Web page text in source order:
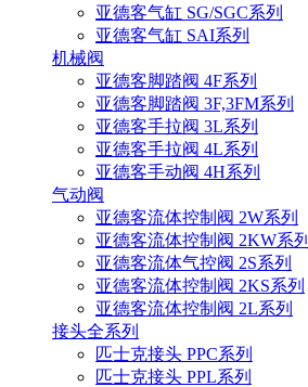
亚德客气缸 SG/SGC系列
亚德客气缸 SAI系列
机械阀
亚德客脚踏阀 4F系列
亚德客脚踏阀 3F,3FM系列
亚德客手拉阀 3L系列
亚德客手拉阀 4L系列
亚德客手动阀 4H系列
气动阀
亚德客流体控制阀 2W系列
亚德客流体控制阀 2KW系列
亚德客流体气控阀 2S系列
亚德客流体控制阀 2KS系列
亚德客流体控制阀 2L系列
接头全系列
匹士克接头 PPC系列
匹士克接头 PPL系列